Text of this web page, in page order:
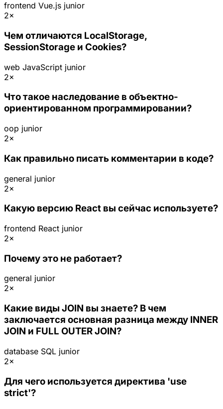
frontend Vue.js junior
2×
Чем отличаются LocalStorage,
SessionStorage и Cookies?
web JavaScript junior
2×
Что такое наследование в объектно-
ориентированном программировании?
oop junior
2×
Как правильно писать комментарии в коде?
general junior
2×
Какую версию React вы сейчас используете?
frontend React junior
2×
Почему это не работает?
general junior
2×
Какие виды JOIN вы знаете? В чем
заключается основная разница между INNER
JOIN и FULL OUTER JOIN?
database SQL junior
2×
Для чего используется директива 'use
strict'?